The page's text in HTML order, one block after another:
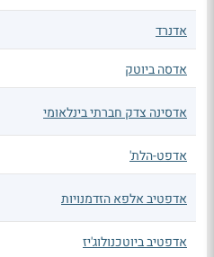
אדנרד
אדסה ביוטק
אדסינה צדק חברתי בינלאומי
אדפט-הלת'
אדפטיב אלפא הזדמנויות
אדפטיב ביוטכנולוג'יז